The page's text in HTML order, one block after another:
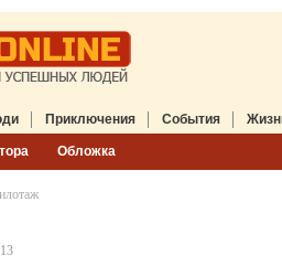
Обложка
Приключения События